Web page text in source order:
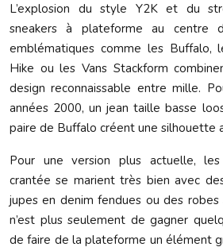
L’explosion du style Y2K et du
sneakers à plateforme au centre
emblématiques comme les Buffalo,
Hike ou les Vans Stackform
design reconnaissable entre mille.
années 2000, un jean taille basse
paire de Buffalo créent une silhouette
Pour une version plus actuelle,
crantée se marient très bien avec
jupes en denim fendues ou des robes
n’est plus seulement de gagner
de faire de la plateforme un élément